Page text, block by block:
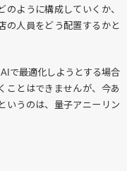
ように構成していくか、
の人員をどう配置するかと
で最適化しようとする場合
ことはできませんが、今あ
いうのは、量子アニーリン